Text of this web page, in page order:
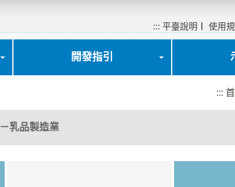
::: 平臺說明 〡使用
開發指引
:::
乳品製造業